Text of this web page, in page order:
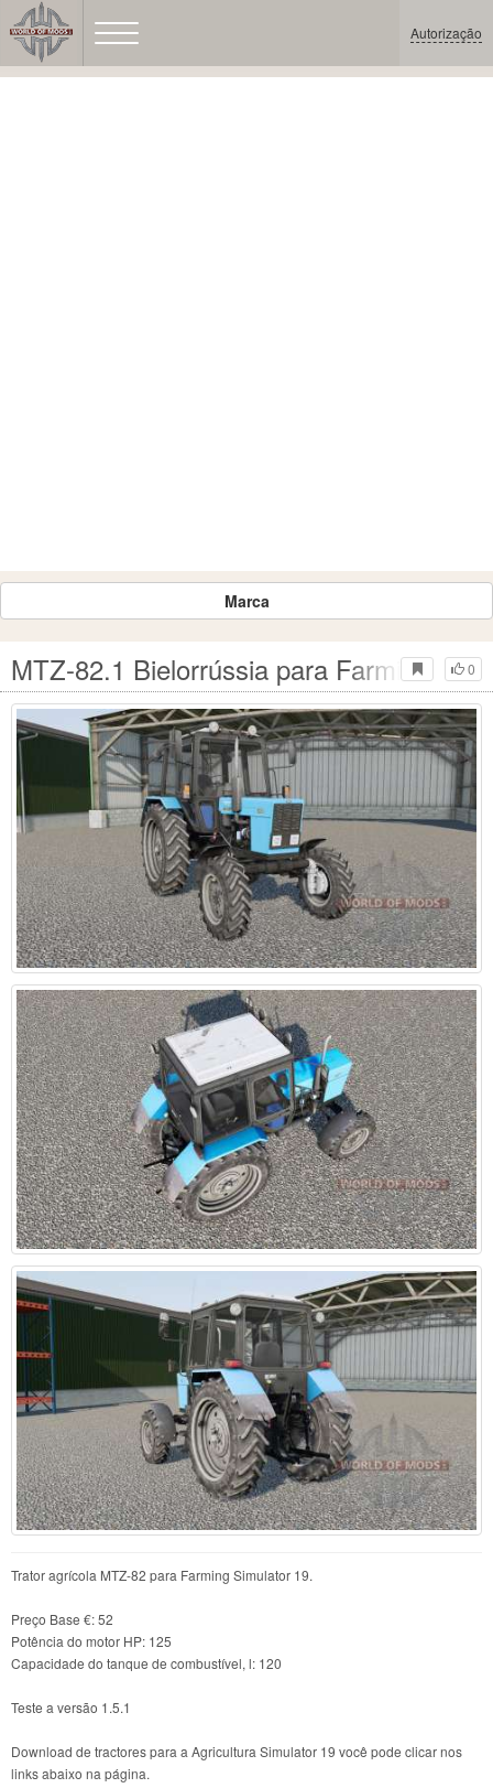
Autorização
Marca
0
MTZ-82.1 Bielorrússia para Farming
Trator agrícola MTZ-82 para Farming Simulator 19.
Preço Base €: 52
Potência do motor HP: 125
Capacidade do tanque de combustível, l: 120
Teste a versão 1.5.1
Download de tractores para a Agricultura Simulator 19 você pode clicar nos
links abaixo na página.